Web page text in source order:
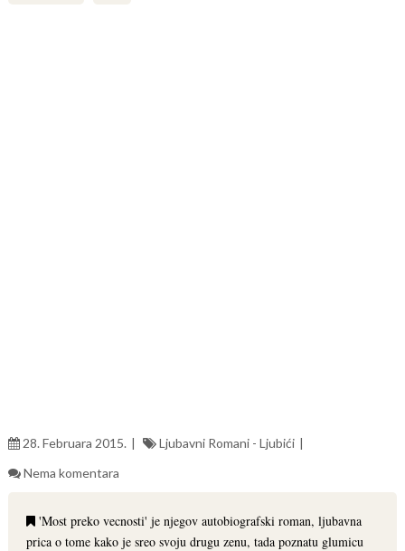
28. Februara 2015.
Ljubavni Romani - Ljubići
Nema komentara
'Most preko vecnosti' je njegov autobiografski roman, ljubavna
prica o tome kako je sreo svoju drugu zenu, tada poznatu glumicu